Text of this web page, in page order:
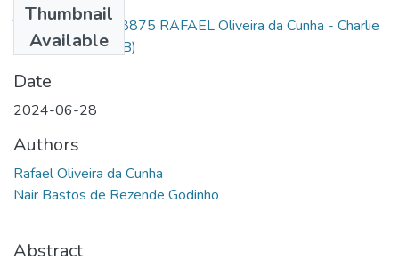
Thumbnail
Available
TCC - CAD PM 38875 RAFAEL Oliveira da Cunha - Charlie
26.pdf(278.04 KB)
Date
2024-06-28
Authors
Rafael Oliveira da Cunha
Nair Bastos de Rezende Godinho
Abstract